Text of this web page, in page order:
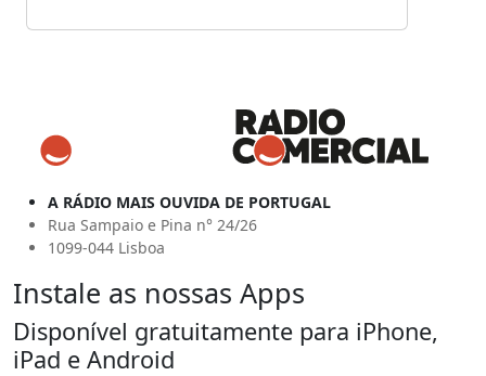
A RÁDIO MAIS OUVIDA DE PORTUGAL
Rua Sampaio e Pina n° 24/26
1099-044 Lisboa
Instale as nossas Apps
Disponível gratuitamente para iPhone,
iPad e Android